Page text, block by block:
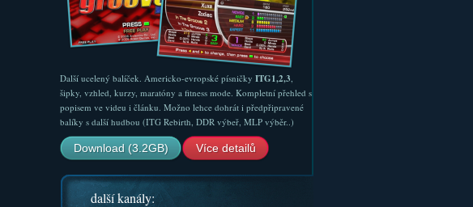
Další ucelený balíček. Americko-evropské písničky ITG1,2,3,
šipky, vzhled, kurzy, maratóny a fitness mode. Kompletní přehled s
popisem ve videu i článku. Možno lehce dohrát i předpřipravené
balíky s další hudbou (ITG Rebirth, DDR výbeř, MLP výběr..)
Download (3.2GB) Více detailů
další kanály: